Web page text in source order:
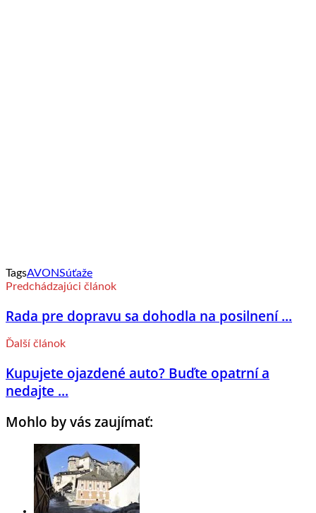
TagsAVONSúťaže
Predchádzajúci článok
Rada pre dopravu sa dohodla na posilnení ...
Ďalší článok
Kupujete ojazdené auto? Buďte opatrní a
nedajte ...
Mohlo by vás zaujímať: